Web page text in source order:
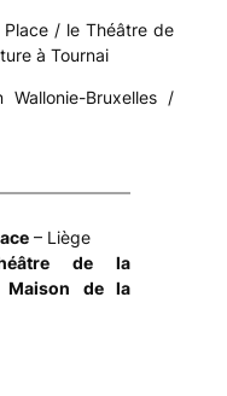
/ le Théâtre de
à Tournai
Bruxelles /
– Liège
de la
Maison de la